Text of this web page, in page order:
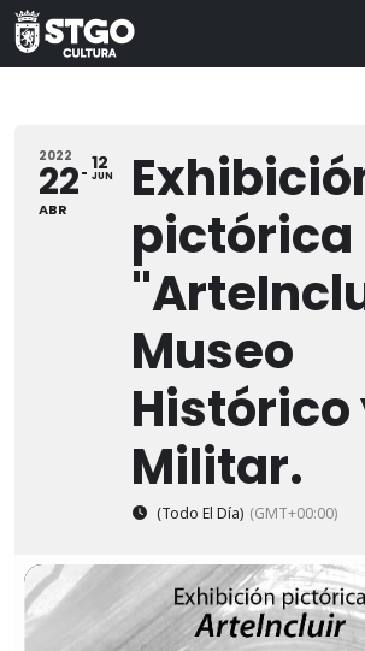
2022
22
ABR
12
JUN
pictórica
Museo
Histórico
Militar.
(Todo El Día) (GMT+00:00)